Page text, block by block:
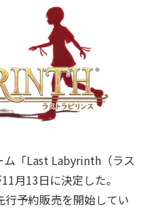
「Last Labyrinth（ラス
月13日に決定した。
予約販売を開始してい